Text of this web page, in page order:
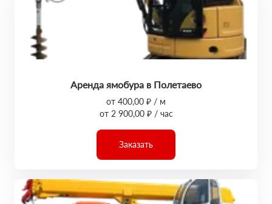
Аренда ямобура в Полетаево
от 400,00 ₽ / м
от 2 900,00 ₽ / час
Заказать